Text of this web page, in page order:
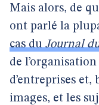
Mais alors, de
ont parlé la
cas duJournal
de
d’entreprises et,
images, et les